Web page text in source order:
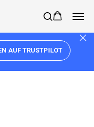
AUF TRUSTPILOT